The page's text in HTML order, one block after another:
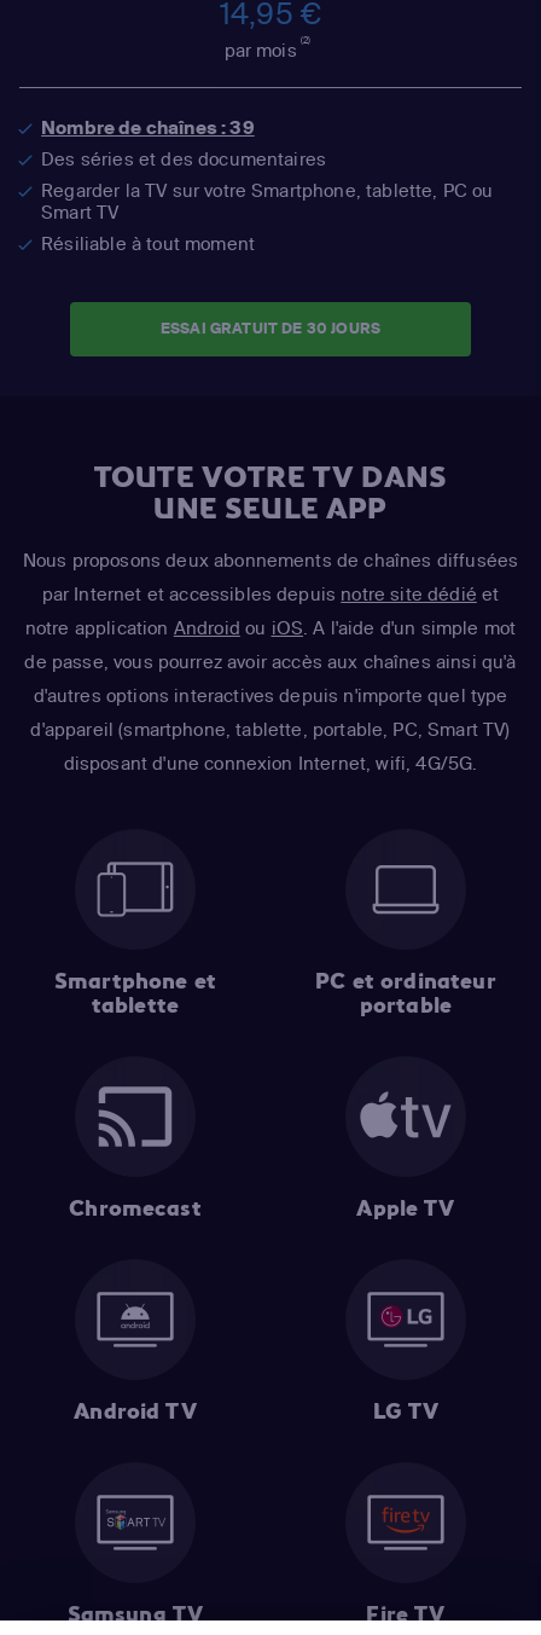
14,95 €
par mois(2)
Nombre de chaînes : 39
Des séries et des documentaires
Regarder la TV sur votre Smartphone, tablette, PC ou
Smart TV
Résiliable à tout moment
ESSAI GRATUIT DE 30 JOURS
TOUTE VOTRE TV DANS
UNE SEULE APP
Nous proposons deux abonnements de chaînes diffusées
par Internet et accessibles depuis notre site dédié et
notre application Android ou iOS . A l'aide d'un simple mot
de passe, vous pourrez avoir accès aux chaînes ainsi qu'à
d'autres options interactives depuis n'importe quel type
d'appareil (smartphone, tablette, portable, PC, Smart TV)
disposant d'une connexion Internet, wifi, 4G/5G.
Smartphone et
tablette
PC et ordinateur
portable
Chromecast Apple TV
Android TV LG TV
Samsung TV Fire TV